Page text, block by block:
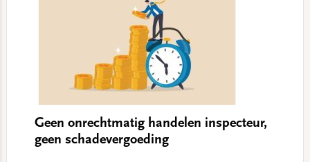
Geen onrechtmatig handelen inspecteur,
geen schadevergoeding